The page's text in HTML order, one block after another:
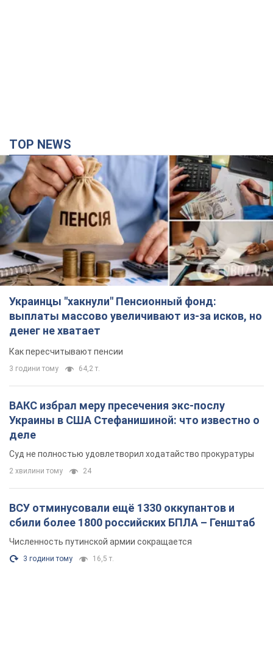
TOP NEWS
Украинцы "хакнули" Пенсионный фонд:
выплаты массово увеличивают из-за исков, но
денег не хватает
Как пересчитывают пенсии
3 години тому 64,2 т.
ВАКС избрал меру пресечения экс-послу
Украины в США Стефанишиной: что известно о
деле
Суд не полностью удовлетворил ходатайство прокуратуры
2 хвилини тому 24
ВСУ отминусовали ещё 1330 оккупантов и
сбили более 1800 российских БПЛА – Генштаб
Численность путинской армии сокращается
3 години тому 16,5 т.